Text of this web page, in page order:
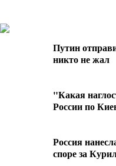
Путин
никто не жал
"Какая
России по
Россия
споре за